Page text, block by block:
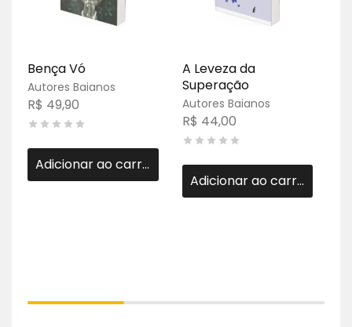
Autores Baianos
Bença Vó
R$ 49,90
Adicionar ao carrinho
Autores Baianos
A Leveza da
Superação
R$ 44,00
Adicionar ao carrinho